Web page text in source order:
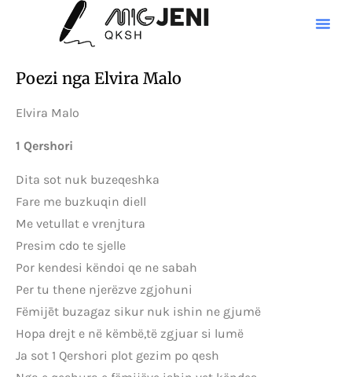
Poezi nga Elvira Malo
Elvira Malo
1 Qershori
Dita sot nuk buzeqeshka
Fare me buzkuqin diell
Me vetullat e vrenjtura
Presim cdo te sjelle
Por kendesi këndoi qe ne sabah
Per tu thene njerëzve zgjohuni
Fëmijēt buzagaz sikur nuk ishin ne gjumë
Hopa drejt e në këmbë,të zgjuar si lumë
Ja sot 1 Qershori plot gezim po qesh